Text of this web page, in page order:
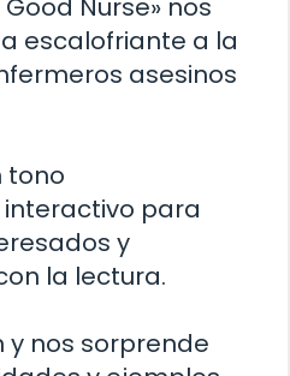
Nurse» nos
escalofriante a la
asesinos
tono
para
y
la lectura.
y nos sorprende